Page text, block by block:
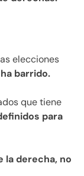
elecciones
barrido.
que tiene
para
la derecha, no